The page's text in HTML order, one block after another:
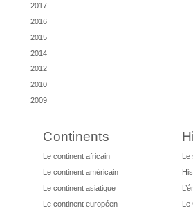
2017
2016
2015
2014
2012
2010
2009
Continents
Le continent africain
Le continent américain
Le continent asiatique
Le continent européen
Le